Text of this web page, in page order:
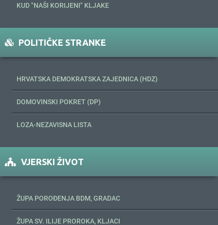
KUD "NAŠI KORIJENI" KLJAKE
POLITIČKE STRANKE
HRVATSKA DEMOKRATSKA ZAJEDNICA (HDZ)
DOMOVINSKI POKRET (DP)
LOZA-NEZAVISNA LISTA
VJERSKI ŽIVOT
ŽUPA POROĐENJA BDM, GRADAC
ŽUPA SV. ILIJE PROROKA, KLJACI